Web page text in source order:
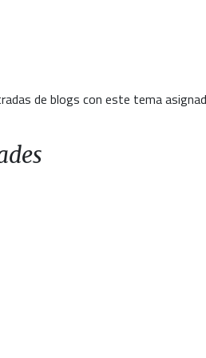
de blogs con este tema